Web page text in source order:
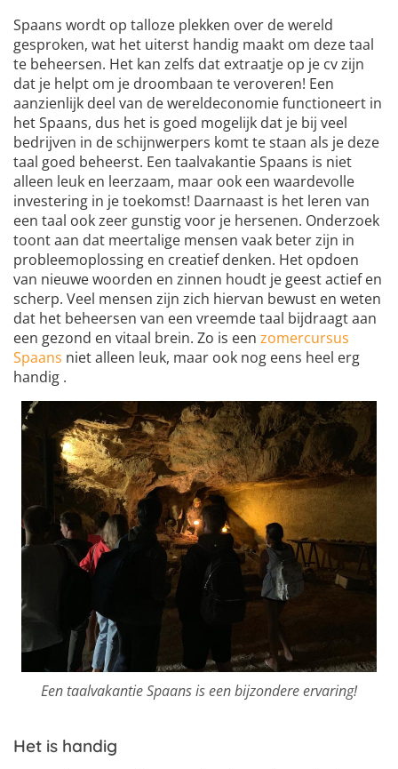
Spaans wordt op talloze plekken over de wereld
gesproken, wat het uiterst handig maakt om deze taal
te beheersen. Het kan zelfs dat extraatje op je cv zijn
dat je helpt om je droombaan te veroveren! Een
aanzienlijk deel van de wereldeconomie functioneert in
het Spaans, dus het is goed mogelijk dat je bij veel
bedrijven in de schijnwerpers komt te staan als je deze
taal goed beheerst. Een taalvakantie Spaans is niet
alleen leuk en leerzaam, maar ook een waardevolle
investering in je toekomst! Daarnaast is het leren van
een taal ook zeer gunstig voor je hersenen. Onderzoek
toont aan dat meertalige mensen vaak beter zijn in
probleemoplossing en creatief denken. Het opdoen
van nieuwe woorden en zinnen houdt je geest actief en
scherp. Veel mensen zijn zich hiervan bewust en weten
dat het beheersen van een vreemde taal bijdraagt aan
een gezond en vitaal brein. Zo is een zomercursus
Spaans niet alleen leuk, maar ook nog eens heel erg
handig .
Een taalvakantie Spaans is een bijzondere ervaring!
Het is handig